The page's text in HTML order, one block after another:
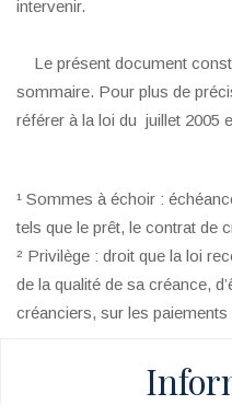
intervenir.
Le présent document
sommaire. Pour plus de
référer à la loi du juillet 2005
¹ Sommes à échoir :
tels que le prêt, le contrat de
² Privilège : droit que la loi
de la qualité de sa créance,
créanciers, sur les